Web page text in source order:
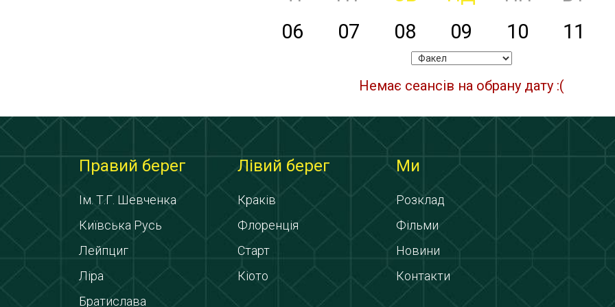
06
07 08 09 10 11
Немає сеансів на обрану дату :(
Правий берег
Ім. Т.Г. Шевченка
Київська Русь
Лейпциг
Ліра
Братислава
Лівий берег
Краків
Флоренція
Старт
Кіото
Ми
Розклад
Фільми
Новини
Контакти